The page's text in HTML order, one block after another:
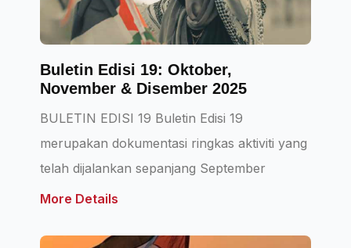
Buletin Edisi 19: Oktober,
November & Disember 2025
BULETIN EDISI 19 Buletin Edisi 19
merupakan dokumentasi ringkas aktiviti yang
telah dijalankan sepanjang September
More Details